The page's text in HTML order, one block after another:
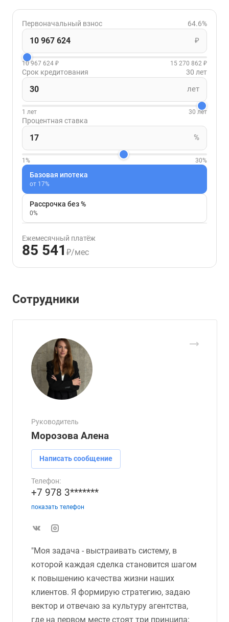
Первоначальный взнос 64.6%
₽
10 967 624 ₽ 15 270 862 ₽
Срок кредитования 30 лет
лет
1 лет 30 лет
Процентная ставка
%
1% 30%
Базовая ипотека
от 17%
Рассрочка без %
0%
Ежемесячный платёж
85 541 ₽/мес
Сотрудники
Руководитель
Морозова Алена
Написать сообщение
Телефон:
+7 978 3*******
показать телефон
"Моя задача - выстраивать систему, в
которой каждая сделка становится шагом
к повышению качества жизни наших
клиентов. Я формирую стратегию, задаю
вектор и отвечаю за культуру агентства,
где на первом месте стоят три принципа: